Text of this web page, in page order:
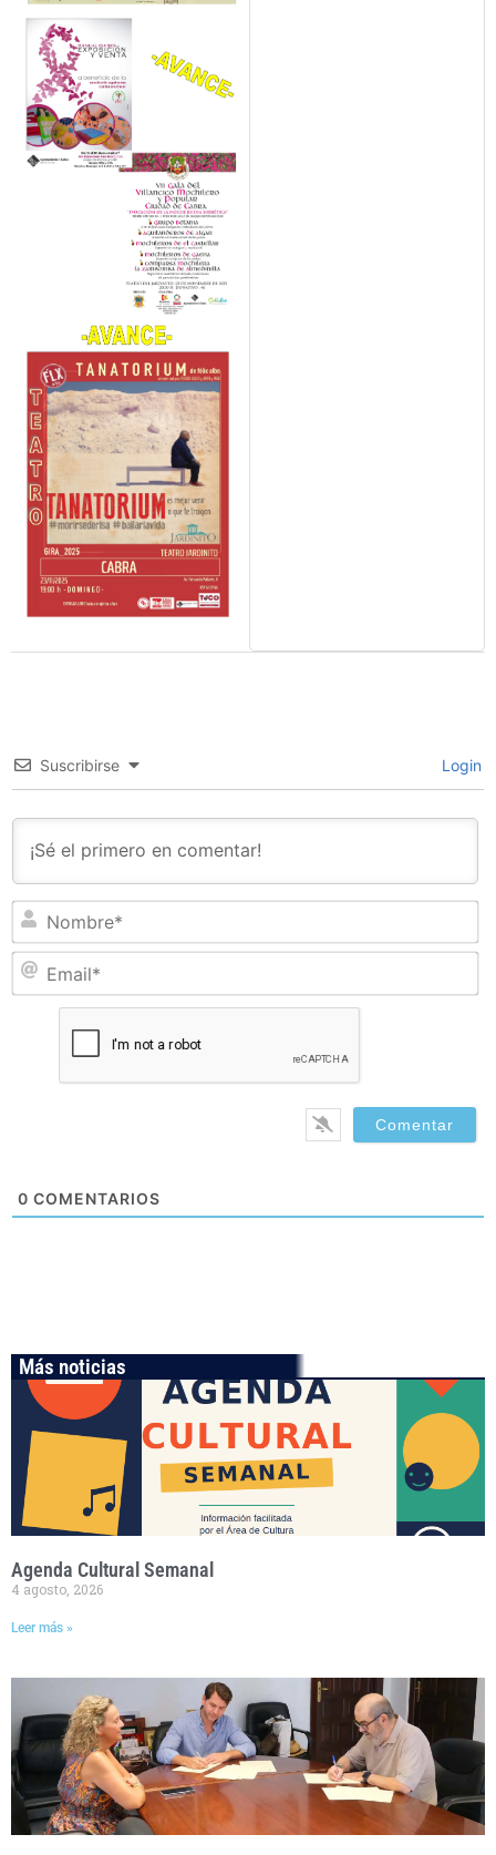
Suscribirse Login
0 COMENTARIOS
Más noticias
Agenda Cultural Semanal
4 agosto, 2026
Leer más »